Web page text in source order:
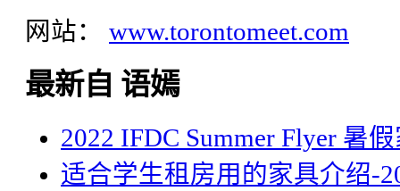
网站： www.torontomeet.com
最新自 语嫣
2022 IFDC Summer Flyer 暑
适合学生租房用的家具介绍-